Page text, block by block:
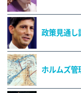
政策見通し
ホルムズ管